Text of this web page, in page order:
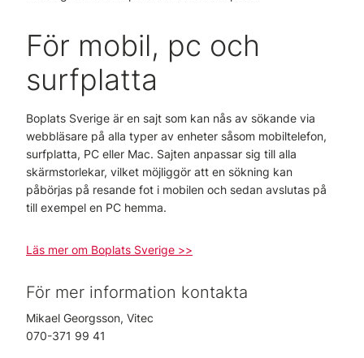
För mobil, pc och
surfplatta
Boplats Sverige är en sajt som kan nås av sökande via
webbläsare på alla typer av enheter såsom mobiltelefon,
surfplatta, PC eller Mac. Sajten anpassar sig till alla
skärmstorlekar, vilket möjliggör att en sökning kan
påbörjas på resande fot i mobilen och sedan avslutas på
till exempel en PC hemma.
Läs mer om Boplats Sverige >>
För mer information kontakta
Mikael Georgsson, Vitec
070-371 99 41